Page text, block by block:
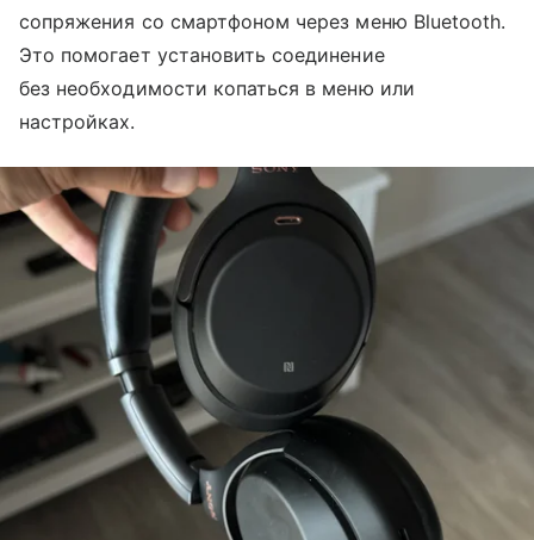
сопряжения со смартфоном через меню Bluetooth.
Это помогает установить соединение
без необходимости копаться в меню или
настройках.